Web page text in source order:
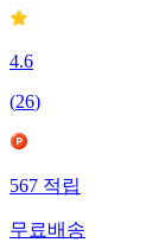
4.6
(26)
567적립
무료배송